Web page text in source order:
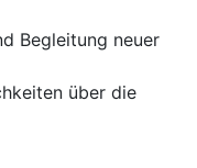
Begleitung neuer
über die